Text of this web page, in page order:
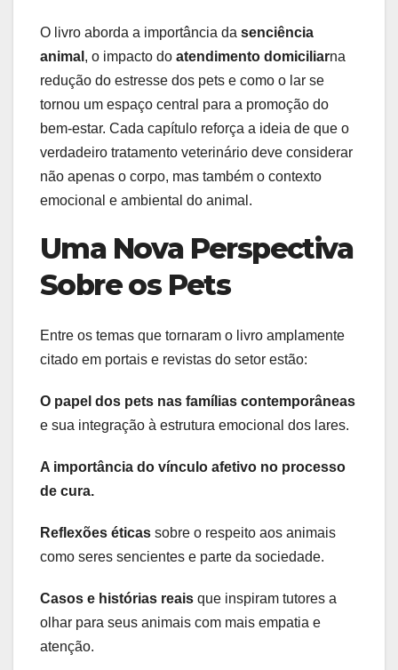
O livro aborda a importância da senciência
animal , o impacto do atendimento domiciliarna
redução do estresse dos pets e como o lar se
tornou um espaço central para a promoção do
bem-estar. Cada capítulo reforça a ideia de que o
verdadeiro tratamento veterinário deve considerar
não apenas o corpo, mas também o contexto
emocional e ambiental do animal.
Uma Nova Perspectiva
Sobre os Pets
Entre os temas que tornaram o livro amplamente
citado em portais e revistas do setor estão:
O papel dos pets nas famílias contemporâneas
e sua integração à estrutura emocional dos lares.
A importância do vínculo afetivo no processo
de cura.
Reflexões éticas sobre o respeito aos animais
como seres sencientes e parte da sociedade.
Casos e histórias reais que inspiram tutores a
olhar para seus animais com mais empatia e
atenção.